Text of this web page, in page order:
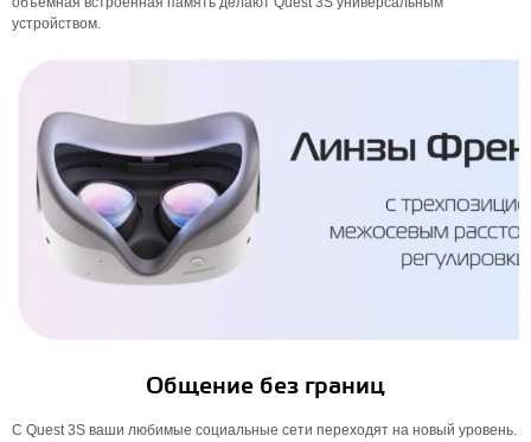
устройством.
Общение без границ
С Quest 3S ваши любимые социальные сети переходят на новый уровень.